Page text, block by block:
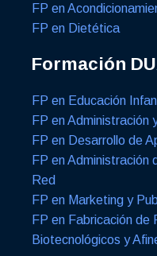
FP en
FP en Dietética
Formación
FP en Educación
FP en Administración
FP en Desarrollo de
FP en
Red
FP en Marketing y
FP en Fabricación
Biotecnológicos y